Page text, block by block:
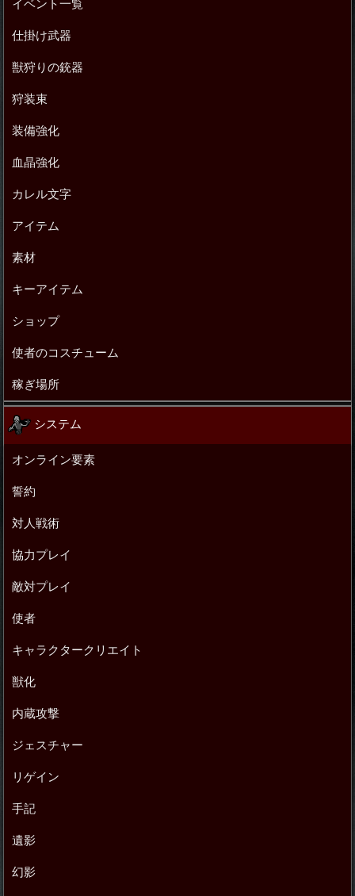
イベント一覧
仕掛け武器
獣狩りの銃器
狩装束
装備強化
血晶強化
カレル文字
アイテム
素材
キーアイテム
ショップ
使者のコスチューム
稼ぎ場所
システム
オンライン要素
誓約
対人戦術
協力プレイ
敵対プレイ
使者
キャラクタークリエイト
獣化
内蔵攻撃
ジェスチャー
リゲイン
手記
遺影
幻影